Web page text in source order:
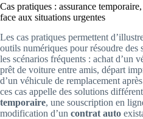
Cas pratiques : assurance
face aux situations urgentes
Les cas pratiques permettent
outils numériques pour résoudre des
les scénarios fréquents : achat d’un
prêt de voiture entre amis, départ
d’un véhicule de remplacement
ces cas appelle des solutions
temporaire, une souscription en
modification d’un contrat auto